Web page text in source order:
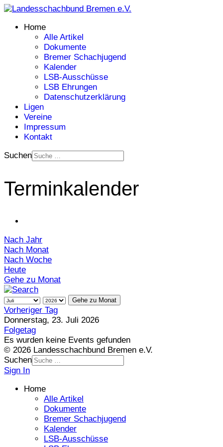
Home
Alle Artikel
Dokumente
Bremer Schachjugend
Kalender
LSB-Ausschüsse
LSB Ehrungen
Datenschutzerklärung
Ligen
Vereine
Impressum
Kontakt
Suchen
Terminkalender
Nach Jahr
Nach Monat
Nach Woche
Heute
Gehe zu Monat
Gehe zu Monat
Vorheriger Tag
Donnerstag, 23. Juli 2026
Folgetag
Es wurden keine Events gefunden
© 2026 Landesschachbund Bremen e.V.
Suchen
Sign In
Home
Alle Artikel
Dokumente
Bremer Schachjugend
Kalender
LSB-Ausschüsse